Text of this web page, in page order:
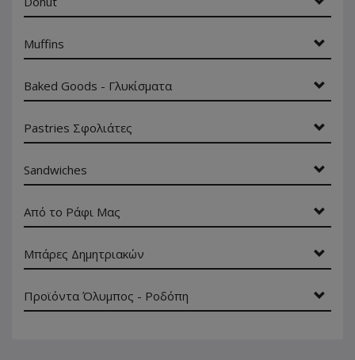
Muffins
Baked Goods - Γλυκίσματα
Pastries Σφολιάτες
Sandwiches
Από το Ράφι Μας
Μπάρες Δημητριακών
Προϊόντα Όλυμπος - Ροδόπη